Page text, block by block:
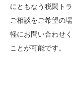
にともなう税関ト
ご相談をご希望の場
軽にお問い合わせ
ことが可能です。